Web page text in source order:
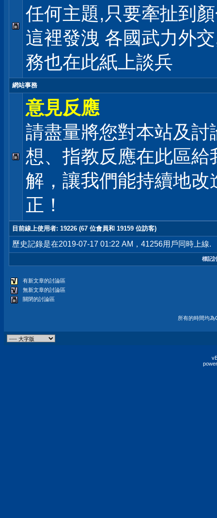
任何主題,只要牽扯到
這裡發洩 各國武力外
務也在此紙上談兵
網站事務
意見反應
請盡量將您對本站及討
想、指教反應在此區給
解，讓我們能持續地改
正！
目前線上使用者: 19226 (67 位會員和 19159 位訪客)
歷史記錄是在2019-07-17 01:22 AM，41256用戶同時上線.
標記
有新文章的討論區
無新文章的討論區
關閉的討論區
所有的時間均為